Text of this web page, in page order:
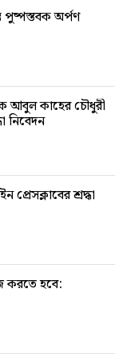
পুষ্পস্তবক অর্পণ
আবুল কাহের চৌধুরী
নিবেদন
প্রেসক্লাবের শ্রদ্ধা
করতে হবে: